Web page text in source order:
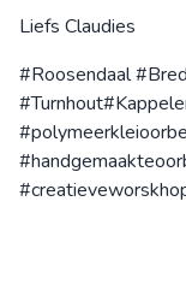
Liefs Claudies
#Roosendaal